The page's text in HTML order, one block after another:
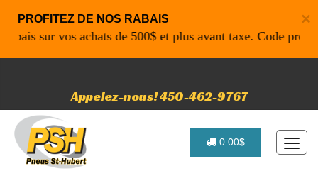
×
PROFITEZ DE NOS RABAIS
sur vos achats de 500$ et plus avant taxe. Code promo:
Appelez-nous! 450-462-9767
0.00$